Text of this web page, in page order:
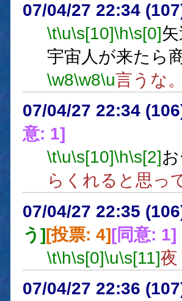
07/04/27 22:34
\t\u\s[10]\h\s[0]
宇宙人が来たら
\w8\w8\u言うな
07/04/27 22:34
意: 1]
\t\u\s[10]\h\s[2]
らくれると思っ
07/04/27 22:35
う][投票: 4][同意: 1]
\t\h\s[0]\u\s[11]夜
07/04/27 22:36